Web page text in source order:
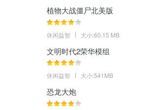
植物大战僵尸北美版
休闲益智 大小:60.15 MB
文明时代2荣华模组
休闲益智 大小:541MB
恐龙大炮